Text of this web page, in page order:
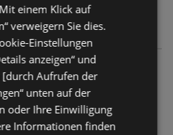
Elektronikangebote
nicht mehr gültig
am: 08.08.2026
8,51 km
einem Klick auf
verweigern Sie dies.
Einstellungen
anzeigen“ und
Aufrufen der
unten auf der
oder Ihre Einwilligung
Informationen finden